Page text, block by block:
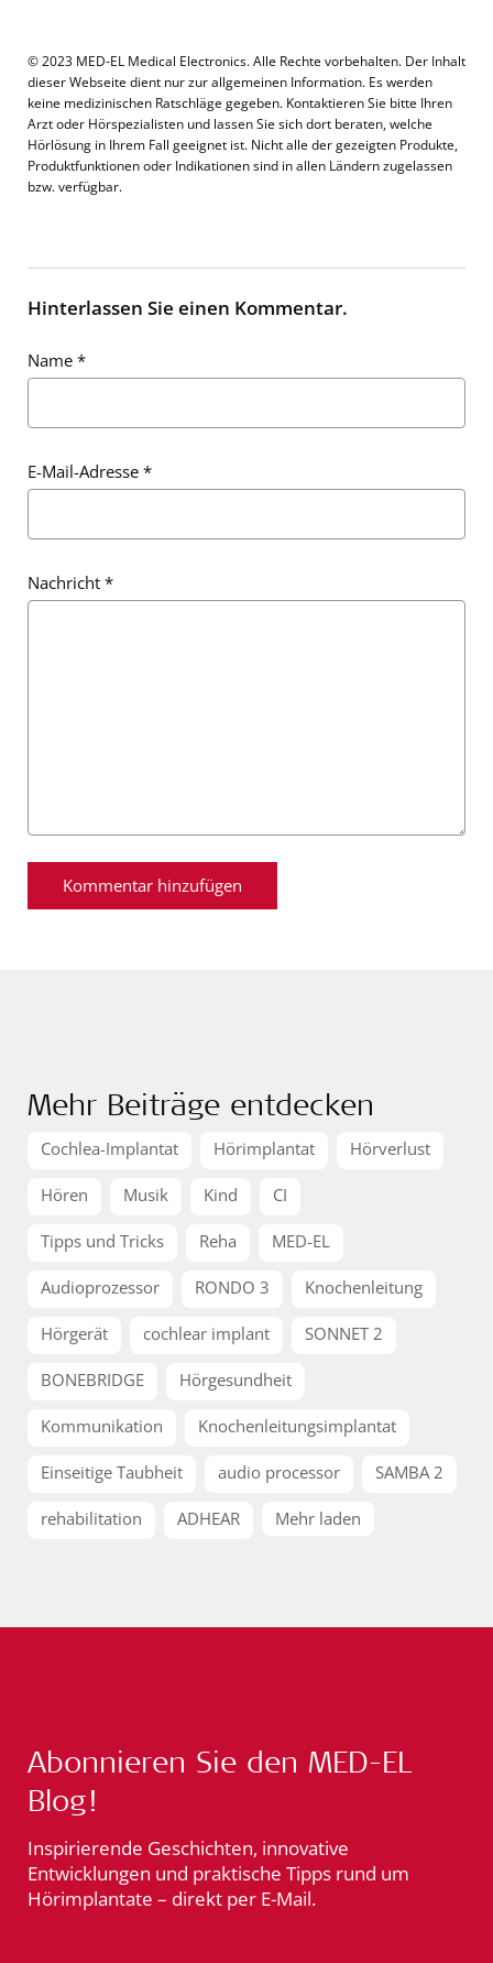
© 2023 MED-EL Medical Electronics. Alle Rechte vorbehalten. Der Inhalt
dieser Webseite dient nur zur allgemeinen Information. Es werden
keine medizinischen Ratschläge gegeben. Kontaktieren Sie bitte Ihren
Arzt oder Hörspezialisten und lassen Sie sich dort beraten, welche
Hörlösung in Ihrem Fall geeignet ist. Nicht alle der gezeigten Produkte,
Produktfunktionen oder Indikationen sind in allen Ländern zugelassen
bzw. verfügbar.
Hinterlassen Sie einen Kommentar.
Name *
E-Mail-Adresse *
Nachricht *
Mehr Beiträge entdecken
Cochlea-Implantat Hörimplantat Hörverlust
Hören Musik Kind CI
Tipps und Tricks Reha MED-EL
Audioprozessor RONDO 3 Knochenleitung
Hörgerät cochlear implant SONNET 2
BONEBRIDGE Hörgesundheit
Kommunikation Knochenleitungsimplantat
Einseitige Taubheit audio processor SAMBA 2
rehabilitation ADHEAR Mehr laden
Abonnieren Sie den MED-EL
Blog!
Inspirierende Geschichten, innovative
Entwicklungen und praktische Tipps rund um
Hörimplantate – direkt per E-Mail.